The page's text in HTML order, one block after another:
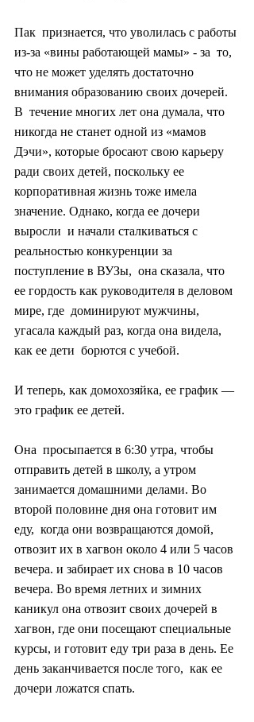
Пак  признается, что уволилась с работы
из-за «вины работающей мамы» - за  то,
что не может уделять достаточно
внимания образованию своих дочерей.
В  течение многих лет она думала, что
никогда не станет одной из «мамов
Дэчи», которые бросают свою карьеру
ради своих детей, поскольку ее
корпоративная жизнь тоже имела
значение. Однако, когда ее дочери
выросли  и начали сталкиваться с
реальностью конкуренции за
поступление в ВУЗы,  она сказала, что
ее гордость как руководителя в деловом
мире, где  доминируют мужчины,
угасала каждый раз, когда она видела,
как ее дети  борются с учебой.
И теперь, как домохозяйка, ее график —
это график ее детей.
Она  просыпается в 6:30 утра, чтобы
отправить детей в школу, а утром
занимается домашними делами. Во
второй половине дня она готовит им
еду,  когда они возвращаются домой,
отвозит их в хагвон около 4 или 5 часов
вечера. и забирает их снова в 10 часов
вечера. Во время летних и зимних
каникул она отвозит своих дочерей в
хагвон, где они посещают специальные
курсы, и готовит еду три раза в день. Ее
день заканчивается после того,  как ее
дочери ложатся спать.